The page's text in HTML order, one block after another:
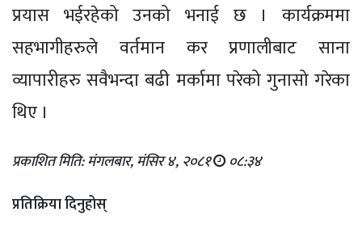
प्रयास भईरहेको उनको भनाई छ । कार्यक्रममा
सहभागीहरुले वर्तमान कर प्रणालीबाट साना
व्यापारीहरु सवैभन्दा बढी मर्कामा परेको गुनासो गरेका
थिए ।
प्रकाशित मिति: मंगलबार, मंसिर ४, २०८१ ०८:३४
प्रतिक्रिया दिनुहोस्